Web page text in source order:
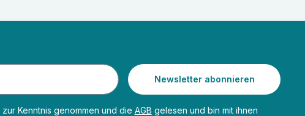
Newsletter abonnieren
zur Kenntnis genommen und die AGB gelesen und bin mit ihnen